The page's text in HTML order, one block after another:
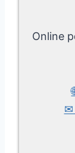
Online
✉